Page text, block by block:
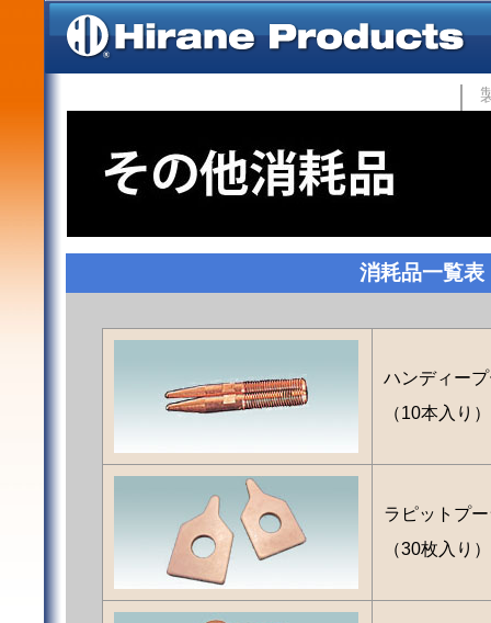
消耗品一覧表
ハンディー
（10本入り）
ラピットプ
（30枚入り）